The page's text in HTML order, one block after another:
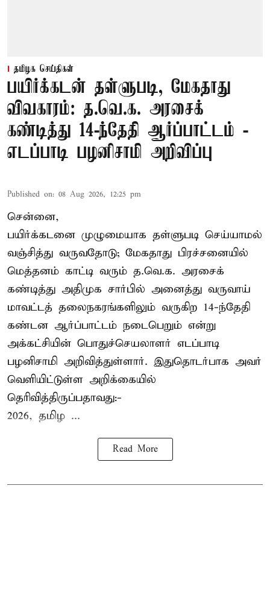
தமிழக செய்திகள்
பயிர்க்கடன் தள்ளுபடி, மேகதாது
விவகாரம்: த.வெ.க. அரசைக்
கண்டித்து 14-ந்தேதி ஆர்ப்பாட்டம் -
எடப்பாடி பழனிசாமி அறிவிப்பு
Published on: 08 Aug 2026, 12:25 pm
சென்னை,
பயிர்க்கடனை முழுமையாக தள்ளுபடி செய்யாமல்
வஞ்சித்து வருவதோடு; மேகதாது பிரச்சனையில்
மெத்தனம் காட்டி வரும் த.வெ.க. அரசைக்
கண்டித்து அதிமுக சார்பில் அனைத்து வருவாய்
மாவட்டத் தலைநகரங்களிலும் வருகிற 14-ந்தேதி
கண்டன ஆர்ப்பாட்டம் நடைபெறும் என்று
அக்கட்சியின் பொதுச்செயலாளர் எடப்பாடி
பழனிசாமி அறிவித்துள்ளார். இதுதொடர்பாக அவர்
வெளியிட்டுள்ள அறிக்கையில்
தெரிவித்திருப்பதாவது:-
2026, தமிழ ...
Read More